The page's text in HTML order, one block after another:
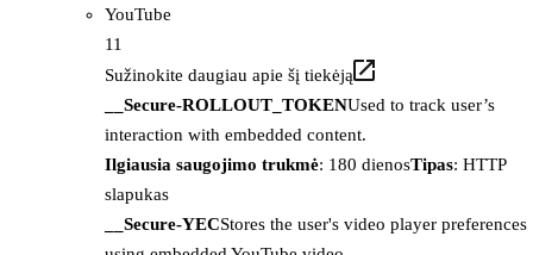
YouTube
11
Sužinokite daugiau apie šį tiekėją
__Secure-ROLLOUT_TOKENUsed to track user’s
interaction with embedded content.
Ilgiausia saugojimo trukmė: 180 dienosTipas: HTTP
slapukas
__Secure-YECStores the user's video player preferences